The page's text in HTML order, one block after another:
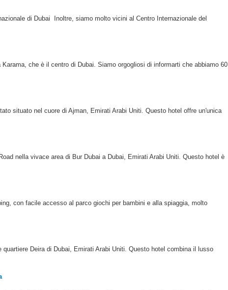
di Dubai Inoltre, siamo molto vicini al Centro Internazionale del
che è il centro di Dubai. Siamo orgogliosi di informarti che abbiamo 60
situato nel cuore di Ajman, Emirati Arabi Uniti. Questo hotel offre un'unica
nella vivace area di Bur Dubai a Dubai, Emirati Arabi Uniti. Questo hotel è
con facile accesso al parco giochi per bambini e alla spiaggia, molto
Deira di Dubai, Emirati Arabi Uniti. Questo hotel combina il lusso